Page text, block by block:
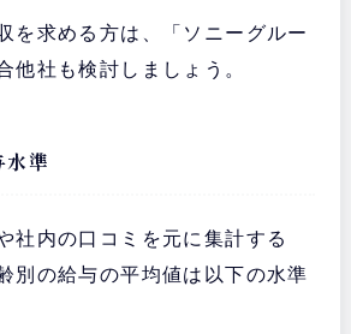
を求める方は、「ソニーグルー
他社も検討しましょう。
水準
社内の口コミを元に集計する
別の給与の平均値は以下の水準